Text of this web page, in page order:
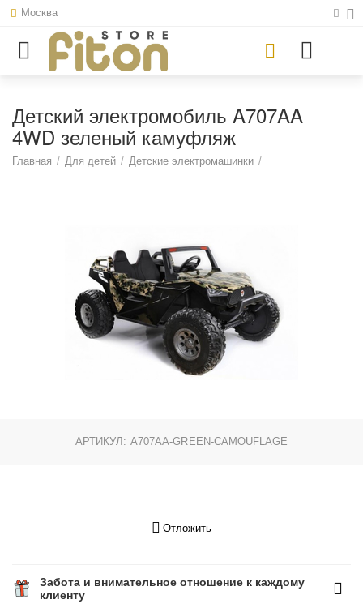
Москва
Детский электромобиль A707AA
4WD зеленый камуфляж
Главная / Для детей / Детские электромашинки /
АРТИКУЛ: A707AA-GREEN-CAMOUFLAGE
Отложить
Забота и внимательное отношение к каждому
клиенту